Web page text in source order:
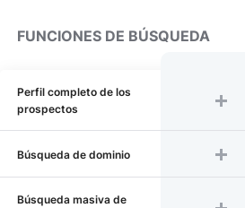
FUNCIONES DE BÚSQUEDA
Perfil completo de los
prospectos
Búsqueda de dominio
Búsqueda masiva de